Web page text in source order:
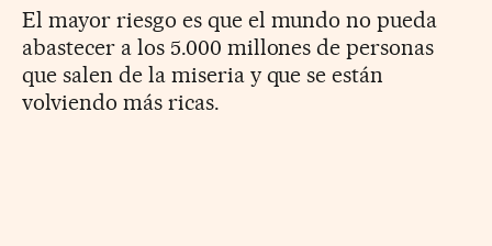
El mayor riesgo es que el mundo no pueda
abastecer a los 5.000 millones de personas
que salen de la miseria y que se están
volviendo más ricas.